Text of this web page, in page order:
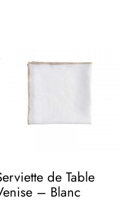
de Table
– Blanc